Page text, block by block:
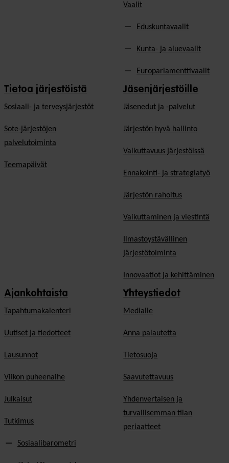
Vaalit
Eduskuntavaalit
Kunta- ja aluevaalit
Europarlamenttivaalit
Tietoa järjestöistä
Sosiaali- ja terveysjärjestöt
Sote-järjestöjen
palvelutoiminta
Teemapäivät
Jäsenjärjestöille
Jäsen­edut ja -palvelut
Järjestön hyvä hallinto
Vaikuttavuus järjestöissä
Ennakointi- ja strategiatyö
Järjestön rahoitus
Vaikuttaminen ja viestintä
Ilmastoystävällinen
järjestötoiminta
Innovaatiot ja kehittäminen
Ajankohtaista
Tapahtumakalenteri
Uutiset ja tiedotteet
Lausunnot
Viikon puheenaihe
Julkaisut
Tutkimus
Sosiaalibarometri
Yhteystiedot
Medialle
Anna palautetta
Tietosuoja
Saavutettavuus
Yhdenvertaisen ja
turvallisemman tilan
periaatteet